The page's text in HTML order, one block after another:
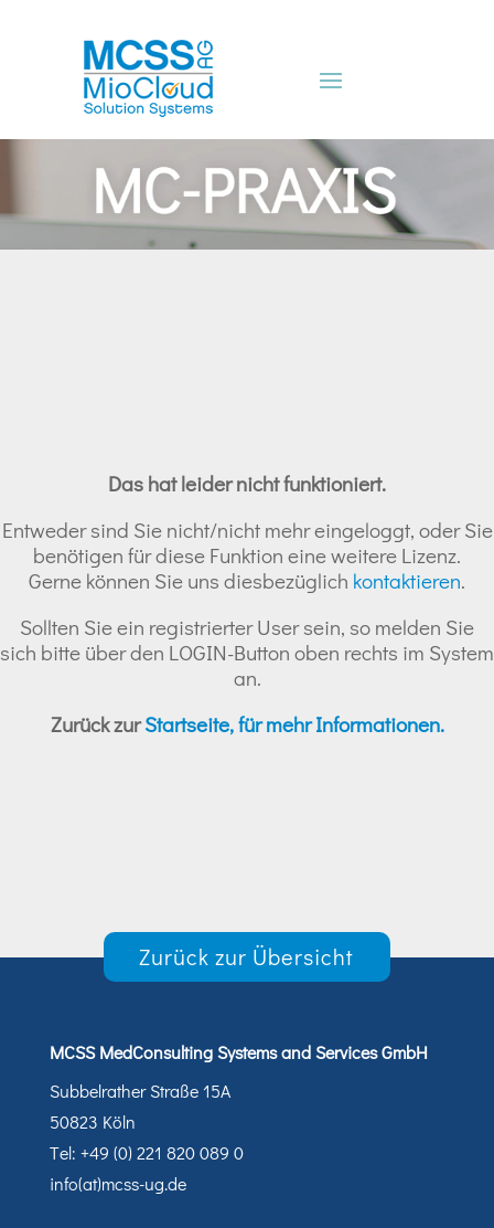
Das hat leider nicht funktioniert.
Entweder sind Sie nicht/nicht mehr eingeloggt, oder Sie
benötigen für diese Funktion eine weitere Lizenz.
Gerne können Sie uns diesbezüglich kontaktieren.
Sollten Sie ein registrierter User sein, so melden Sie
sich bitte über den LOGIN-Button oben rechts im System
an.
Zurück zurStartseite, für mehr Informationen.
Zurück zur Übersicht
MCSS MedConsulting Systems and Services GmbH
Subbelrather Straße 15A
50823 Köln
Tel: +49 (0) 221 820 089 0
info(at)mcss-ug.de